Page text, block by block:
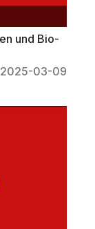
und Bio-
2025-03-09